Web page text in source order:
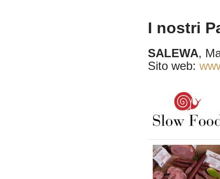
I nostri
SALEWA,
Sito web: